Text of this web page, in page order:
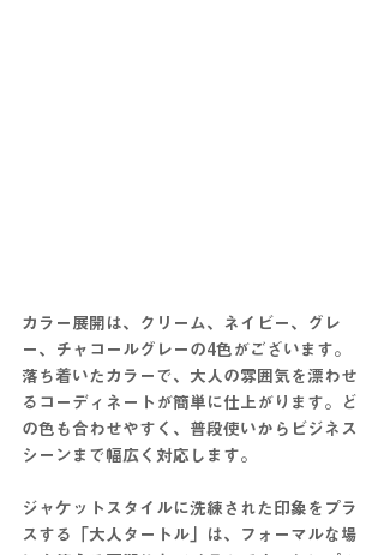
カラー展開は、クリーム、ネイビー、グレ
ー、チャコールグレーの4色がございます。
落ち着いたカラーで、大人の雰囲気を漂わせ
るコーディネートが簡単に仕上がります。ど
の色も合わせやすく、普段使いからビジネス
シーンまで幅広く対応します。
ジャケットスタイルに洗練された印象をプラ
スする「大人タートル」は、フォーマルな場